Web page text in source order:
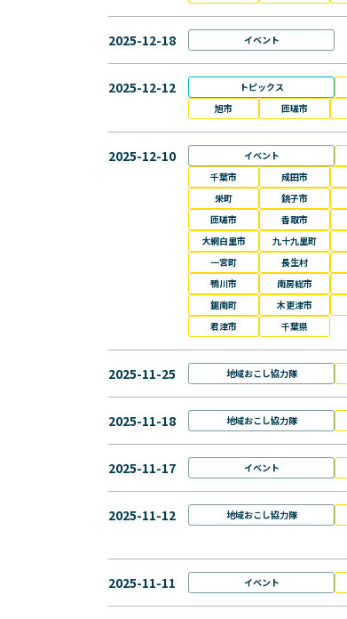
2025-12-18 イベント
2025-12-12 トピックス
旭市
匝瑳市
2025-12-10 イベント
千葉市
成田市
栄町
銚子市
匝瑳市
香取市
大網白里市
九十九里町
一宮町
長生村
鴨川市
南房総市
鋸南町
木更津市
君津市
千葉県
2025-11-25 地域おこし協力隊
2025-11-18 地域おこし協力隊
2025-11-17 イベント
2025-11-12 地域おこし協力隊
2025-11-11 イベント